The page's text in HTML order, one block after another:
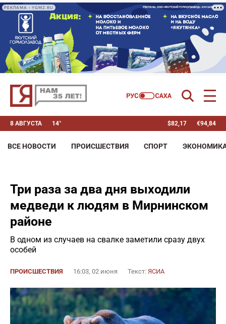
РЕКЛАМА • YGMZ.RU
8 АВГУСТА 14° $82,17 €94,84
ВСЕ НОВОСТИ ПРОИСШЕСТВИЯ СПОРТ
Три раза за два дня выходили
медведи к людям в Мирнинском
районе
В одном из случаев на свалке заметили сразу двух
особей
ПРОИСШЕСТВИЯ 16:03, 02 июня Текст: ЯСИА